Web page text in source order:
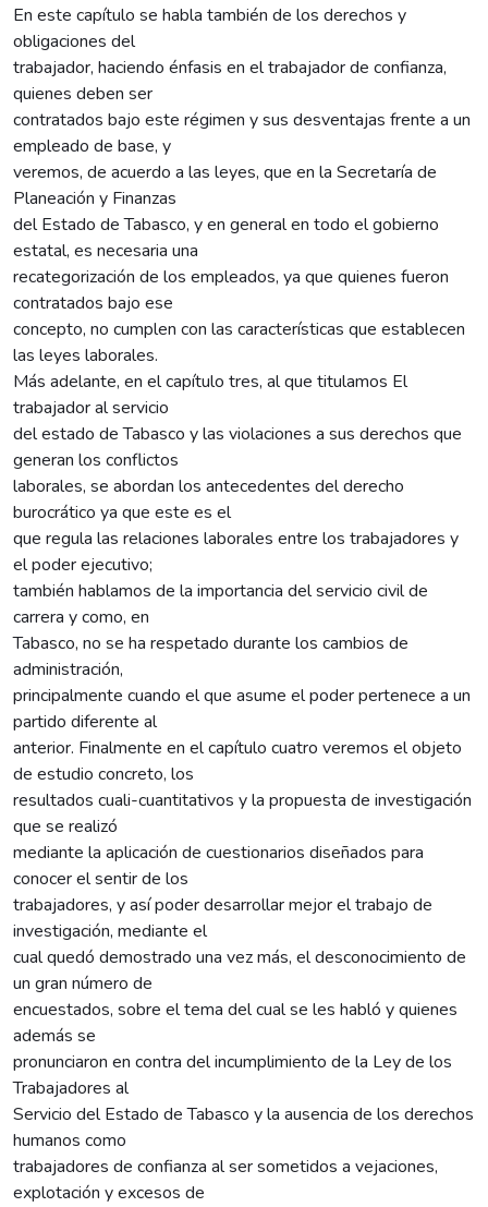
En este capítulo se habla también de los derechos y
obligaciones del
trabajador, haciendo énfasis en el trabajador de confianza,
quienes deben ser
contratados bajo este régimen y sus desventajas frente a un
empleado de base, y
veremos, de acuerdo a las leyes, que en la Secretaría de
Planeación y Finanzas
del Estado de Tabasco, y en general en todo el gobierno
estatal, es necesaria una
recategorización de los empleados, ya que quienes fueron
contratados bajo ese
concepto, no cumplen con las características que establecen
las leyes laborales.
Más adelante, en el capítulo tres, al que titulamos El
trabajador al servicio
del estado de Tabasco y las violaciones a sus derechos que
generan los conflictos
laborales, se abordan los antecedentes del derecho
burocrático ya que este es el
que regula las relaciones laborales entre los trabajadores y
el poder ejecutivo;
también hablamos de la importancia del servicio civil de
carrera y como, en
Tabasco, no se ha respetado durante los cambios de
administración,
principalmente cuando el que asume el poder pertenece a un
partido diferente al
anterior. Finalmente en el capítulo cuatro veremos el objeto
de estudio concreto, los
resultados cuali-cuantitativos y la propuesta de investigación
que se realizó
mediante la aplicación de cuestionarios diseñados para
conocer el sentir de los
trabajadores, y así poder desarrollar mejor el trabajo de
investigación, mediante el
cual quedó demostrado una vez más, el desconocimiento de
un gran número de
encuestados, sobre el tema del cual se les habló y quienes
además se
pronunciaron en contra del incumplimiento de la Ley de los
Trabajadores al
Servicio del Estado de Tabasco y la ausencia de los derechos
humanos como
trabajadores de confianza al ser sometidos a vejaciones,
explotación y excesos de